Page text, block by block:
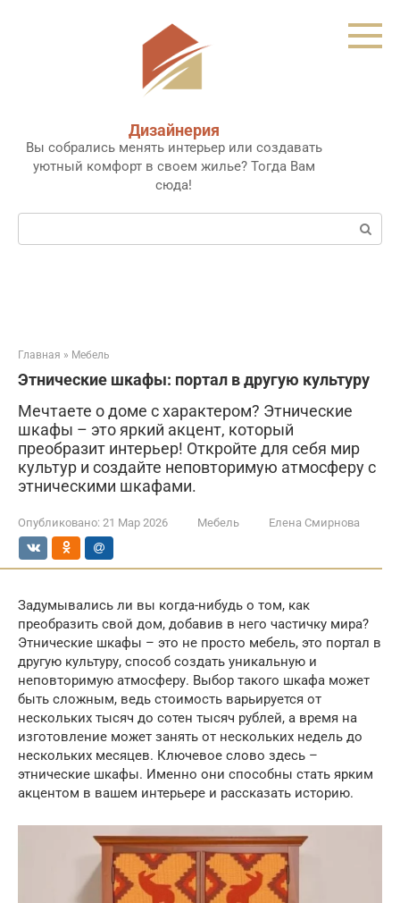
Дизайнерия
Вы собрались менять интерьер или создавать
уютный комфорт в своем жилье? Тогда Вам
сюда!
Поиск:
Главная » Мебель
Этнические шкафы: портал в другую культуру
Мечтаете о доме с характером? Этнические
шкафы – это яркий акцент, который
преобразит интерьер! Откройте для себя мир
культур и создайте неповторимую атмосферу с
этническими шкафами.
Опубликовано: 21 Мар 2026 Мебель Елена Смирнова
Задумывались ли вы когда-нибудь о том, как
преобразить свой дом, добавив в него частичку мира?
Этнические шкафы – это не просто мебель, это портал в
другую культуру, способ создать уникальную и
неповторимую атмосферу. Выбор такого шкафа может
быть сложным, ведь стоимость варьируется от
нескольких тысяч до сотен тысяч рублей, а время на
изготовление может занять от нескольких недель до
нескольких месяцев. Ключевое слово здесь –
этнические шкафы. Именно они способны стать ярким
акцентом в вашем интерьере и рассказать историю.